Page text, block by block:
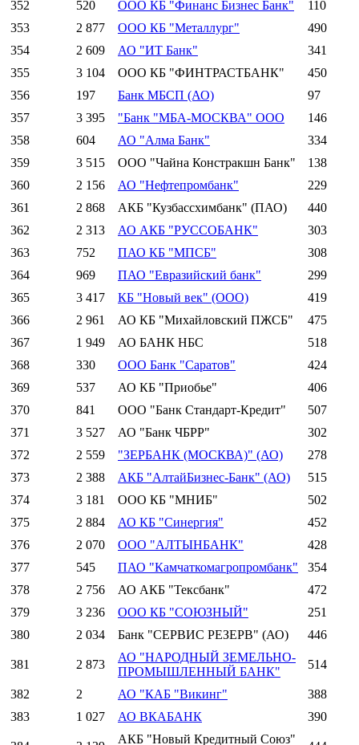
352 520 ООО КБ "Финанс Бизнес Банк"
110
353
2 877 ООО КБ "Металлург"
490
354
2 609 АО "ИТ Банк"
341
355
3 104 ООО КБ "ФИНТРАСТБАНК"
450
356
197 Банк МБСП (АО)
97
357
3 395 "Банк "МБА-МОСКВА" ООО
146
358
604 АО "Алма Банк"
334
359
3 515 ООО "Чайна Констракшн Банк"
138
360
2 156 АО "Нефтепромбанк"
229
361
2 868 АКБ "Кузбассхимбанк" (ПАО)
440
362
2 313 АО АКБ "РУССОБАНК"
303
363
752 ПАО КБ "МПСБ"
308
364
969 ПАО "Евразийский банк"
299
365
3 417 КБ "Новый век" (ООО)
419
366
2 961 АО КБ "Михайловский ПЖСБ"
475
367
1 949 АО БАНК НБС
518
368
330 ООО Банк "Саратов"
424
369
537 АО КБ "Приобье"
406
370
841 ООО "Банк Стандарт-Кредит"
507
371
3 527 АО "Банк ЧБРР"
302
372
2 559 "ЗЕРБАНК (МОСКВА)" (АО)
278
373
2 388 АКБ "АлтайБизнес-Банк" (АО)
515
374
3 181 ООО КБ "МНИБ"
502
375
2 884 АО КБ "Синергия"
452
376
2 070 ООО "АЛТЫНБАНК"
428
377
545 ПАО "Камчаткомагропромбанк"
354
378
2 756 АО АКБ "Тексбанк"
472
379
3 236 ООО КБ "СОЮЗНЫЙ"
251
380
2 034 Банк "СЕРВИС РЕЗЕРВ" (АО) 446
381 2 873
АО "НАРОДНЫЙ ЗЕМЕЛЬНО-
ПРОМЫШЛЕННЫЙ БАНК"
514
382 2 АО "КАБ "Викинг"
388
383
1 027 АО ВКАБАНК 390
АКБ "Новый Кредитный Союз"